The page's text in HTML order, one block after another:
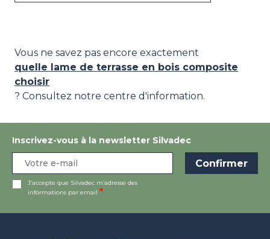
Vous ne savez pas encore exactement
quelle lame de terrasse en bois composite
choisir
? Consultez notre centre d'information.
Inscrivez-vous à la newsletter Silvadec
J’accepte que Silvadec m’adresse des
informations par email